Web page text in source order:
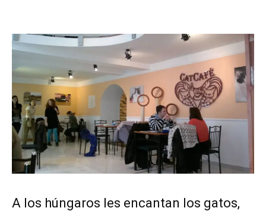
A los húngaros les encantan los gatos,